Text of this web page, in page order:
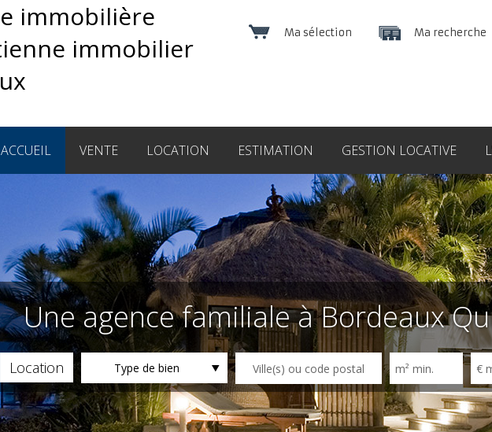
Ma recherche
Ma sélection
ACCUEIL VENTE LOCATION ESTIMATION GESTION LOCATIVE
Une agence familiale à Bordeaux
Location Type de bien